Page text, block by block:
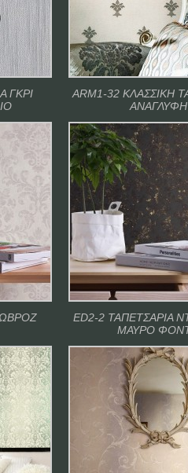
ΓΚΡΙ
ARM1-32 ΚΛΑΣΣΙΚΗ
ΑΝΑΓΛΥΦΗ
ED2-2 ΤΑΠΕΤΣΑΡΙΑ
ΜΑΥΡΟ